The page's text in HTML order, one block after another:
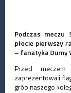
Podczas
płocie pierwszy
– fanatyka Dumy
Przed
zaprezentowali
grób naszego